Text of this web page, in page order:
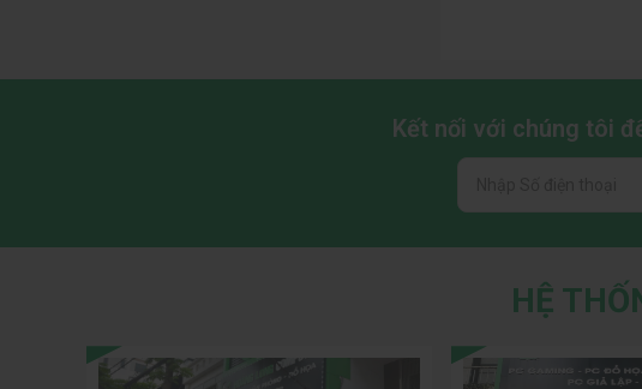
3D, xử lý video độ
Kết nối với chúng tôi
HỆ